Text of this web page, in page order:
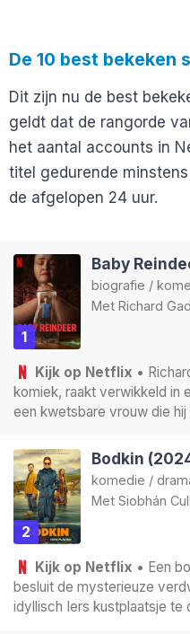
De 10 best bekeken
Dit zijn nu de best
geldt dat de rangorde
het aantal accounts in
titel gedurende
de afgelopen 24 uur.
1
Baby
biografie /
Met Richard
Kijk op Netflix •
komiek, raakt verwikkeld in
een kwetsbare vrouw die
2
Bodkin
komedie /
Met Siobhán
Kijk op Netflix • Een
besluit de mysterieuze
idyllisch Iers kustplaatsje te